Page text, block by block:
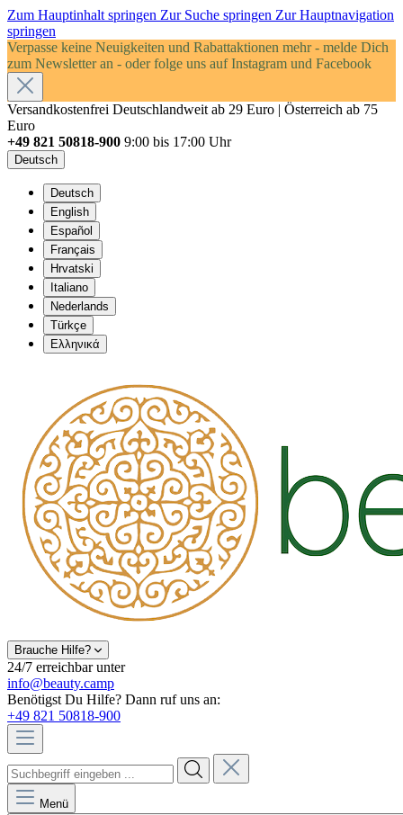
Zum Hauptinhalt springen Zur Suche springen Zur Hauptnavigation
springen
Verpasse keine Neuigkeiten und Rabattaktionen mehr - melde Dich
zum Newsletter an - oder folge uns auf Instagram und Facebook
Versandkostenfrei Deutschlandweit ab 29 Euro | Österreich ab 75
Euro
+49 821 50818-900 9:00 bis 17:00 Uhr
Deutsch
Deutsch
English
Español
Français
Hrvatski
Italiano
Nederlands
Türkçe
Ελληνικά
Brauche Hilfe?
24/7 erreichbar unter
info@beauty.camp
Benötigst Du Hilfe? Dann ruf uns an:
+49 821 50818-900
Menü